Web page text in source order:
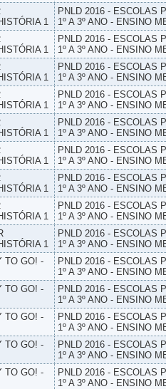
1
PNLD 2016 - ESCOLAS
1º A 3º ANO - ENSINO
1
PNLD 2016 - ESCOLAS
1º A 3º ANO - ENSINO
1
PNLD 2016 - ESCOLAS
1º A 3º ANO - ENSINO
1
PNLD 2016 - ESCOLAS
1º A 3º ANO - ENSINO
1
PNLD 2016 - ESCOLAS
1º A 3º ANO - ENSINO
1
PNLD 2016 - ESCOLAS
1º A 3º ANO - ENSINO
1
PNLD 2016 - ESCOLAS
1º A 3º ANO - ENSINO
1
PNLD 2016 - ESCOLAS
1º A 3º ANO - ENSINO
1
PNLD 2016 - ESCOLAS
1º A 3º ANO - ENSINO
TO GO! -
PNLD 2016 - ESCOLAS
1º A 3º ANO - ENSINO
TO GO! -
PNLD 2016 - ESCOLAS
1º A 3º ANO - ENSINO
TO GO! -
PNLD 2016 - ESCOLAS
1º A 3º ANO - ENSINO
TO GO! -
PNLD 2016 - ESCOLAS
1º A 3º ANO - ENSINO
TO GO! -
PNLD 2016 - ESCOLAS
1º A 3º ANO - ENSINO